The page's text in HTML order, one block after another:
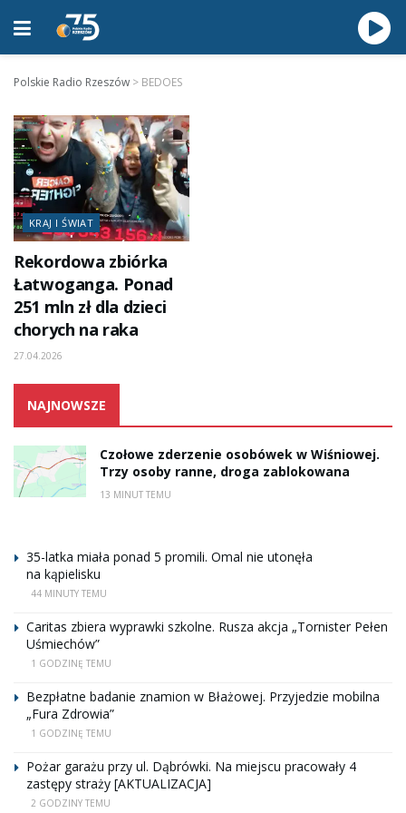
Polskie Radio Rzeszów > BEDOES
KRAJ I ŚWIAT
Rekordowa zbiórka
Łatwoganga. Ponad
251 mln zł dla dzieci
chorych na raka
27.04.2026
NAJNOWSZE
Czołowe zderzenie osobówek w Wiśniowej.
Trzy osoby ranne, droga zablokowana
13 MINUT TEMU
35-latka miała ponad 5 promili. Omal nie utonęła
na kąpielisku
44 MINUTY TEMU
Caritas zbiera wyprawki szkolne. Rusza akcja „Tornister Pełen
Uśmiechów”
1 GODZINĘ TEMU
Bezpłatne badanie znamion w Błażowej. Przyjedzie mobilna
„Fura Zdrowia”
1 GODZINĘ TEMU
Pożar garażu przy ul. Dąbrówki. Na miejscu pracowały 4
zastępy straży [AKTUALIZACJA]
2 GODZINY TEMU